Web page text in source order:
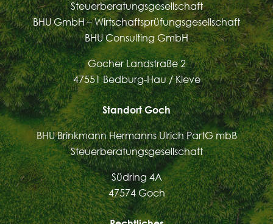
Steuerberatungsgesellschaft
BHU GmbH – Wirtschaftsprüfungsgesellschaft
BHU Consulting GmbH
Gocher Landstraße 2
47551 Bedburg-Hau / Kleve
Standort Goch
BHU Brinkmann Hermanns Ulrich PartG mbB
Steuerberatungsgesellschaft
Südring 4A
47574 Goch